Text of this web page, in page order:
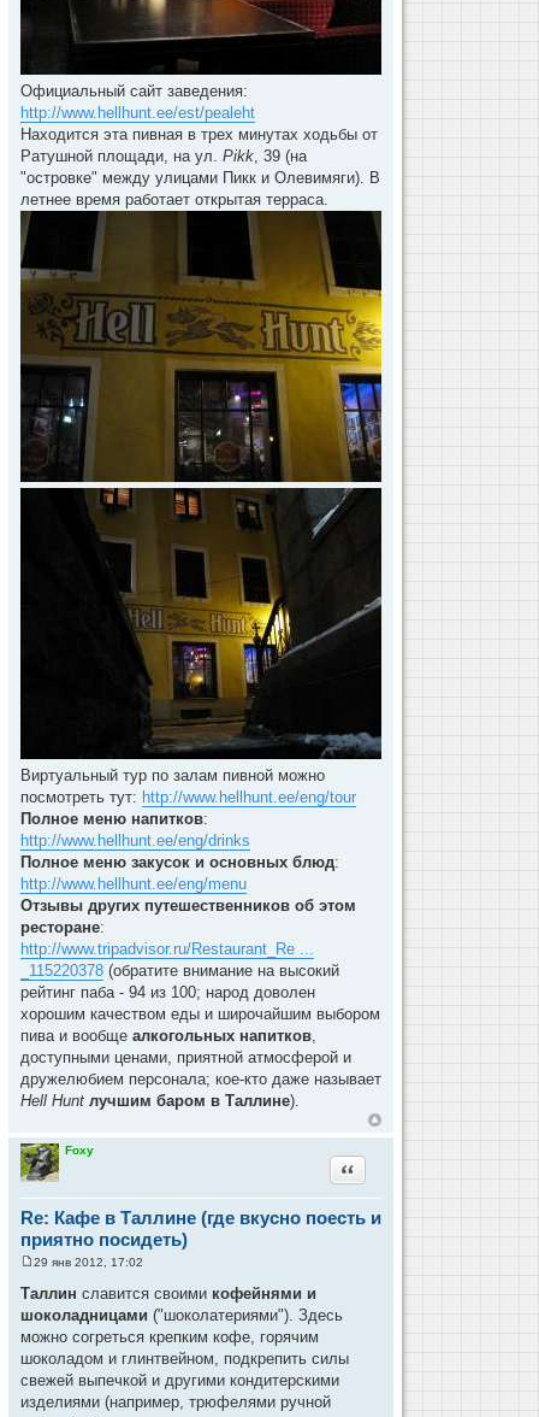
Официальный сайт заведения:
http://www.hellhunt.ee/est/pealeht
Находится эта пивная в трех минутах ходьбы от
Ратушной площади, на ул. Pikk , 39 (на
"островке" между улицами Пикк и Олевимяги). В
летнее время работает открытая терраса.
Виртуальный тур по залам пивной можно
посмотреть тут: http://www.hellhunt.ee/eng/tour
Полное меню напитков:
http://www.hellhunt.ee/eng/drinks
Полное меню закусок и основных блюд:
http://www.hellhunt.ee/eng/menu
Отзывы других путешественников об этом
ресторане:
http://www.tripadvisor.ru/Restaurant_Re ...
_115220378 (обратите внимание на высокий
рейтинг паба - 94 из 100; народ доволен
хорошим качеством еды и широчайшим выбором
пива и вообще алкогольных напитков
доступными ценами, приятной атмосферой и
дружелюбием персонала; кое-кто даже называет
Hell Hunt лучшим баром в Таллине).
Foxy
Re: Кафе в Таллине (где вкусно поесть и
приятно посидеть)
Цитата
о
б
е
н
е
29 янв 2012, 17:02
Таллин славится своими кофейнями и
шоколадницами ("шоколатериями"). Здесь
можно согреться крепким кофе, горячим
шоколадом и глинтвейном, подкрепить силы
свежей выпечкой и другими кондитерскими
изделиями (например, трюфелями ручной